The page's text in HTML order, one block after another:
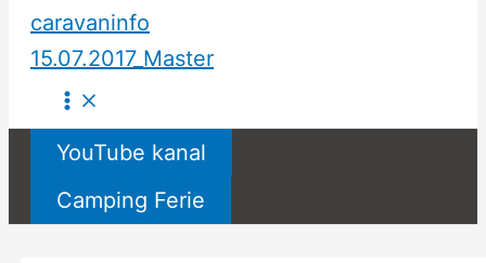
YouTube kanal
Camping Ferie